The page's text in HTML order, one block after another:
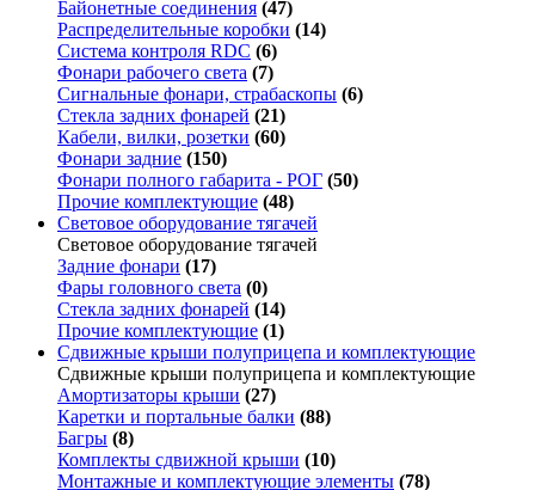
Байонетные соединения (47)
Распределительные коробки (14)
Система контроля RDC (6)
Фонари рабочего света (7)
Сигнальные фонари, страбаскопы (6)
Стекла задних фонарей (21)
Кабели, вилки, розетки (60)
Фонари задние (150)
Фонари полного габарита - РОГ (50)
Прочие комплектующие (48)
Световое оборудование тягачей
Световое оборудование тягачей
Задние фонари (17)
Фары головного света (0)
Стекла задних фонарей (14)
Прочие комплектующие (1)
Сдвижные крыши полуприцепа и комплектующие
Сдвижные крыши полуприцепа и комплектующие
Амортизаторы крыши (27)
Каретки и портальные балки (88)
Багры (8)
Комплекты сдвижной крыши (10)
Монтажные и комплектующие элементы (78)